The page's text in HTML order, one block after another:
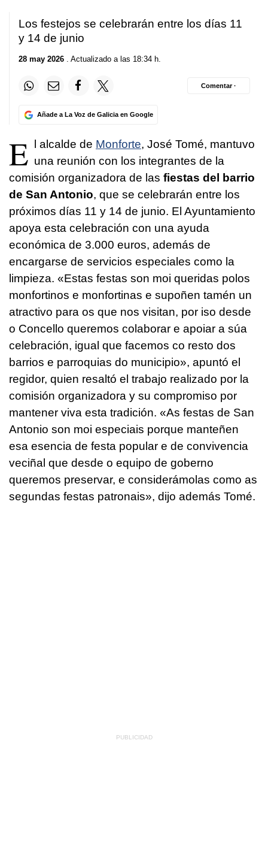
Los festejos se celebrarán entre los días 11
y 14 de junio
28 may 2026 . Actualizado a las 18:34 h.
Añade a La Voz de Galicia en Google
Comentar ·
E l alcalde de Monforte, José Tomé, mantuvo
una reunión con los integrantes de la
comisión organizadora de las fiestas del barrio
de San Antonio, que se celebrarán entre los
próximos días 11 y 14 de junio. El Ayuntamiento
apoya esta celebración con una ayuda
económica de 3.000 euros, además de
encargarse de servicios especiales como la
limpieza. «Estas festas son moi queridas polos
monfortinos e monfortinas e supoñen tamén un
atractivo para os que nos visitan, por iso desde
o Concello queremos colaborar e apoiar a súa
celebración, igual que facemos co resto dos
barrios e parroquias do municipio», apuntó el
regidor, quien resaltó el trabajo realizado por la
comisión organizadora y su compromiso por
mantener viva esta tradición. «As festas de San
Antonio son moi especiais porque manteñen
esa esencia de festa popular e de convivencia
veciñal que desde o equipo de goberno
queremos preservar, e considerámolas como as
segundas festas patronais», dijo además Tomé.